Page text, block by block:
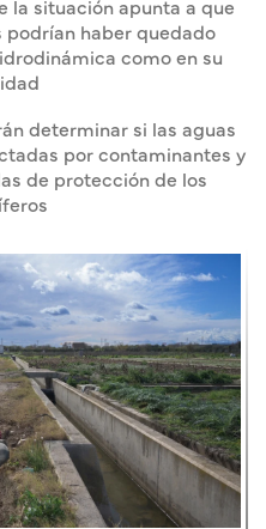
la situación apunta a que
podrían haber quedado
como en su
determinar si las aguas
por contaminantes y
de protección de los